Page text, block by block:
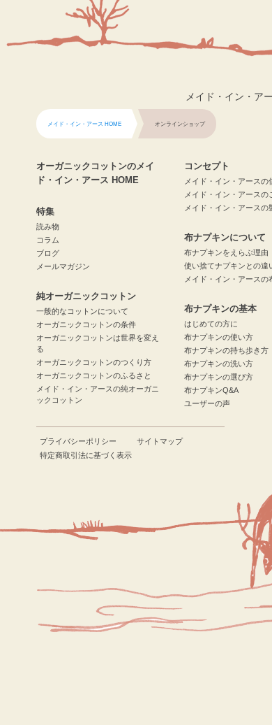
メイド・イン・ア
メイド・イン・アース HOME オンラインショップ
オーガニックコットンのメイ
ド・イン・アース HOME
特集
読み物
コラム
ブログ
メールマガジン
純オーガニックコットン
一般的なコットンについて
オーガニックコットンの条件
オーガニックコットンは世界を変え
る
オーガニックコットンのつくり方
オーガニックコットンのふるさと
メイド・イン・アースの純オーガニ
ックコットン
コンセプト
メイド・イン・アースの
メイド・イン・アースの
メイド・イン・アースの
布ナプキンについて
布ナプキンをえらぶ理由
使い捨てナプキンとの違
メイド・イン・アースの
布ナプキンの基本
はじめての方に
布ナプキンの使い方
布ナプキンの持ち歩き方
布ナプキンの洗い方
布ナプキンの選び方
布ナプキンQ&A
ユーザーの声
プライバシーポリシー
サイトマップ
特定商取引法に基づく表示